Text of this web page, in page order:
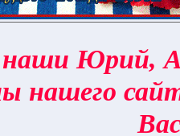
наши Юрий,
нашего